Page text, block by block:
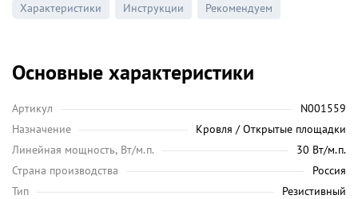
Характеристики Инструкции Рекомендуем
Основные характеристики
Артикул
N001559
Назначение
Кровля / Открытые площадки
Линейная мощность, Вт/м.п.
30 Вт/м.п.
Страна производства
Россия
Тип
Резистивный